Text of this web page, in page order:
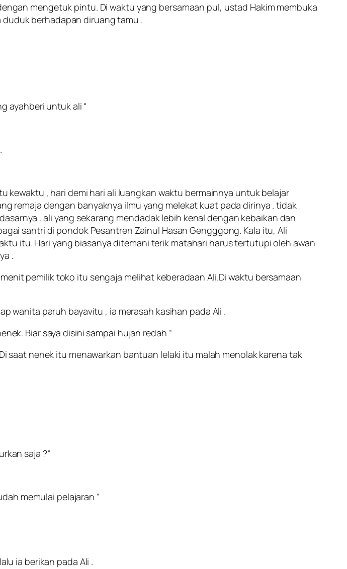
mengetuk pintu. Di waktu yang bersamaan pul, ustad Hakim membuka
berhadapan diruang tamu .
ayahberi untuk ali “
kewaktu , hari demi hari ali luangkan waktu bermainnya untuk belajar
remaja dengan banyaknya ilmu yang melekat kuat pada dirinya . tidak
. ali yang sekarang mendadak lebih kenal dengan kebaikan dan
santri di pondok Pesantren Zainul Hasan Gengggong. Kala itu, Ali
itu. Hari yang biasanya ditemani terik matahari harus tertutupi oleh awan
.
pemilik toko itu sengaja melihat keberadaan Ali.Di waktu bersamaan
wanita paruh bayavitu , ia merasah kasihan pada Ali .
Biar saya disini sampai hujan redah “
saat nenek itu menawarkan bantuan lelaki itu malah menolak karena tak
saja ?”
memulai pelajaran “
ia berikan pada Ali .